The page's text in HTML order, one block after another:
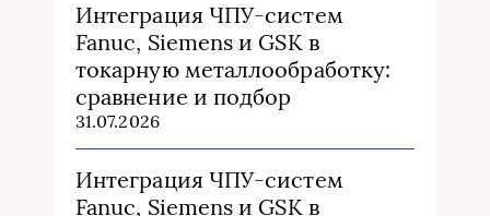
Интеграция ЧПУ-систем
Fanuc, Siemens и GSK в
токарную металлообработку:
сравнение и подбор
31.07.2026
Интеграция ЧПУ-систем
Fanuc, Siemens и GSK в